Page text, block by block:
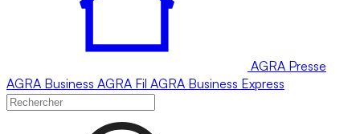
AGRA Presse
AGRA Business AGRA Fil AGRA Business Express